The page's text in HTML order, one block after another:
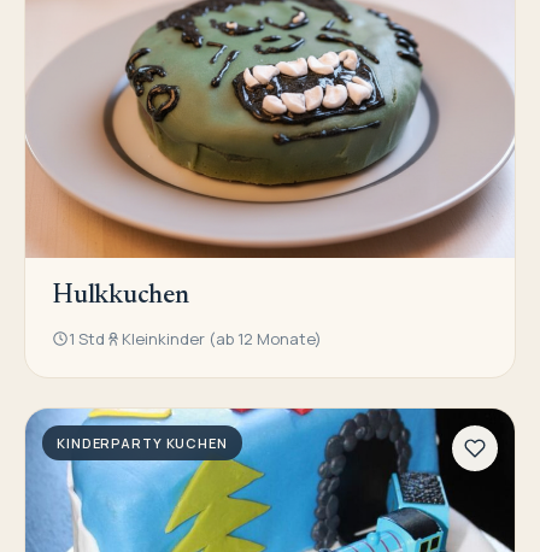
Hulkkuchen
1 Std Kleinkinder (ab 12 Monate)
KINDERPARTY KUCHEN